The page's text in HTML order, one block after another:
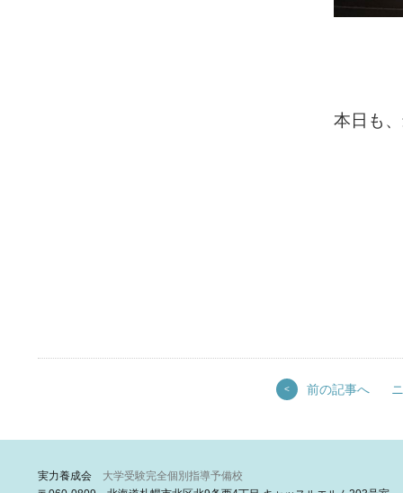
本日も
< 前の記事へ
実力養成会 大学受験完全個別指導予備校